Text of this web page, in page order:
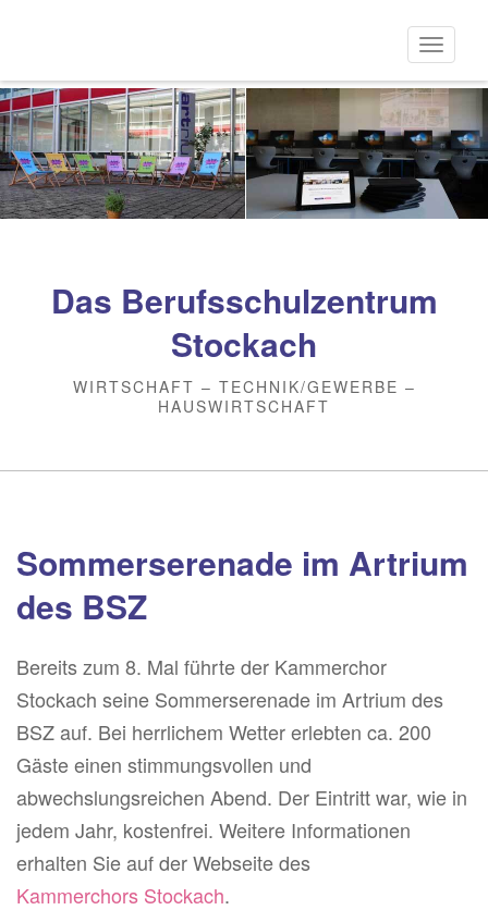
Inhalt
Das Berufsschulzentrum
Stockach
WIRTSCHAFT – TECHNIK/GEWERBE –
HAUSWIRTSCHAFT
Sommerserenade im Artrium
des BSZ
Bereits zum 8. Mal führte der Kammerchor
Stockach seine Sommerserenade im Artrium des
BSZ auf. Bei herrlichem Wetter erlebten ca. 200
Gäste einen stimmungsvollen und
abwechslungsreichen Abend. Der Eintritt war, wie in
jedem Jahr, kostenfrei. Weitere Informationen
erhalten Sie auf der Webseite des
Kammerchors Stockach.